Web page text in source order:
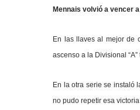
Mennais volvió a vencer
En las llaves al mejor de
ascenso a la Divisional
En la otra serie se instaló
no pudo repetir esa